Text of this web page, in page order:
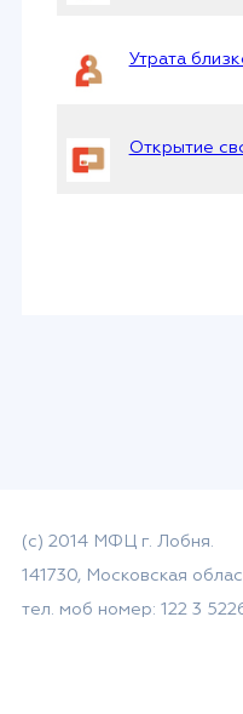
Утрата
Открытие
(с) 2014 МФЦ г. Лобня.
141730, Московская
тел. моб номер: 122 3